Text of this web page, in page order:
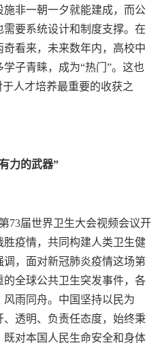
非一朝一夕就能建成，而公
要系统设计和制度支撑。在
看来，未来数年内，高校中
子青睐，成为“热门”。这也
人才培养最重要的收获之
力的武器”
73届世界卫生大会视频会议开
疫情，共同构建人类卫生健
，面对新冠肺炎疫情这场第
全球公共卫生突发事件，各
雨同舟。中国坚持以民为
透明、负责任态度，始终秉
对本国人民生命安全和身体